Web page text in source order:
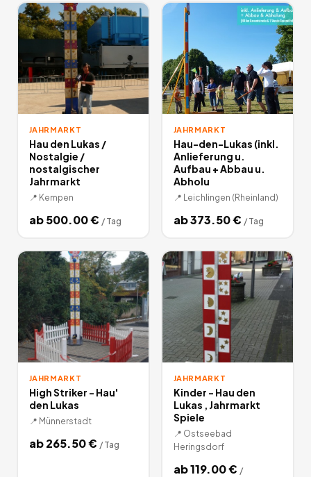
JAHRMARKT
Hau den Lukas /
Nostalgie /
nostalgischer
Jahrmarkt
📍 Kempen
ab500.00€ / Tag
JAHRMARKT
Hau-den-Lukas (inkl.
Anlieferung u.
Aufbau + Abbau u.
Abholu
📍 Leichlingen (Rheinland)
ab373.50€ / Tag
JAHRMARKT
High Striker - Hau'
den Lukas
📍 Münnerstadt
ab265.50€ / Tag
JAHRMARKT
Kinder - Hau den
Lukas , Jahrmarkt
Spiele
📍 Ostseebad
Heringsdorf
ab119.00€ /